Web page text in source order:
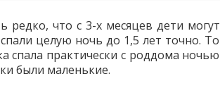
редко, что с 3-х месяцев дети могут
целую ночь до 1,5 лет точно. То
спала практически с роддома ночью
были маленькие.